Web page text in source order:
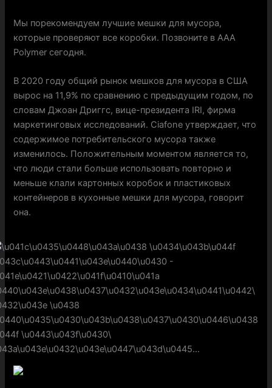
Мы порекомендуем лучшие мешки для мусора,
которые проверяют все коробки. Позвоните в AAA
Polymer сегодня.
В 2020 году общий рынок мешков для мусора в США
вырос на 11,9% по сравнению с предыдущим годом, по
словам Джоан Дриггс, вице-президента IRI, фирма
маркетинговых исследований. Ciafone утверждает, что
содержимое потребительского мусора также
изменилось. Положительным моментом является то,
что люди стали больше использовать повторно и
меньше клали картонных коробок и пластиковых
контейнеров в кухонные мешки для мусора, говорит
она.